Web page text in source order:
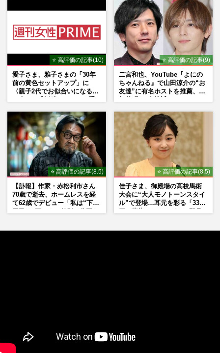
⭐ 高評価の記事(10)
愛子さま、雅子さまの「30年
前の黄色セットアップ」に
〈親子2代でお似合いになる〉
⭐ 高評価の記事(9)
二宮和也、YouTube『よにの
ちゃんねる』で山田涼介の“お
友達”に有名ホストを推薦、歌
⭐ 高評価の記事(8.5)
【訃報】作家・赤松利市さん
70歳で逝去、ホームレスを経
て62歳でデビュー「私は“下級
⭐ 高評価の記事(8.5)
佳子さま、御殿場の高校馬術
大会に“大人モノトーンスタイ
ル”で登場…耳元を彩る「3300